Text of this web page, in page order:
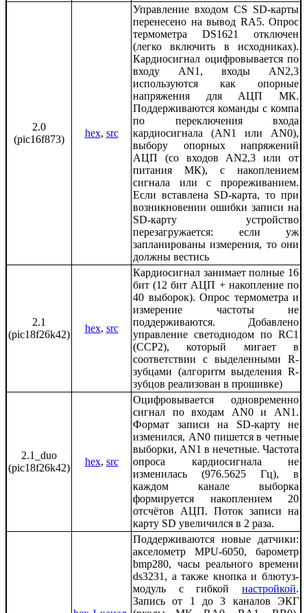
2.0
(pic16f873)
hex, src
Управление входом CS SD-карты
перенесено на вывод RA5. Опрос
термометра DS1621 отключен
(легко включить в исходниках).
Кардиосигнал оцифровывается по
входу AN1, входы AN2,3
используются как опорные
напряжения для АЦП МК.
Поддерживаются команды с компа
по переключения входа
кардиосигнала (AN1 или AN0),
выбору опорных напряжений
АЦП (со входов AN2,3 или от
питания МК), с накоплением
сигнала или с прореживанием.
Если вставлена SD-карта, то при
возникновении ошибки записи на
SD-карту устройство
перезагружается: если уж
запланированы измерения, то они
должны вестись
2.1
(pic18f26k42)
hex, src
Кардиосигнал занимает полные 16
бит (12 бит АЦП + накопление по
40 выборок). Опрос термометра и
измерение частоты не
поддерживаются. Добавлено
управление светодиодом по RC1
(CCP2), который мигает в
соответствии с выделенными R-
зубцами (алгоритм выделения R-
зубцов реализован в прошивке)
2.1_duo
(pic18f26k42)
hex, src
Оцифровывается одновременно
сигнал по входам AN0 и AN1.
Формат записи на SD-карту не
изменился, AN0 пишется в четные
выборки, AN1 в нечетные. Частота
опроса кардиосигнала не
изменилась (976.5625 Гц), в
каждом канале выборка
формируется накоплением 20
отсчётов АЦП. Поток записи на
карту SD увеличился в 2 раза.
Поддерживаются новые датчики:
акселометр MPU-6050, барометр
bmp280, часы реального времени
ds3231, а также кнопка и блютуз-
модуль c гибкой настройкой.
Запись от 1 до 3 каналов ЭКГ